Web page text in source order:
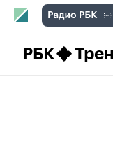
РБК